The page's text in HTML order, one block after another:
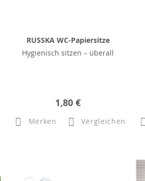
RUSSKA WC-Papiersitze
Hygienisch sitzen – überall
1,80 €
Merken Vergleichen